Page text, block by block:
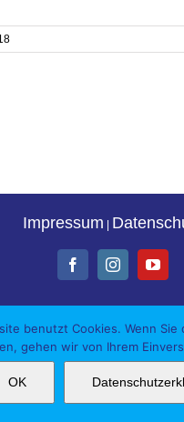
Impressum |
FacebookInstagram
benutzt Cookies. Wenn
gehen wir von Ihrem
OK